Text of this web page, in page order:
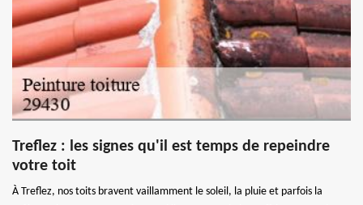
Treflez : les signes qu'il est temps de repeindre
votre toit
À Treflez, nos toits bravent vaillamment le soleil, la pluie et parfois la